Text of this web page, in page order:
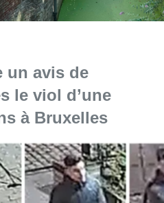
un avis de
le viol d’une
à Bruxelles